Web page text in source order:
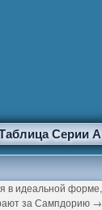
Серии А
в идеальной форме,
за Сампдорию →